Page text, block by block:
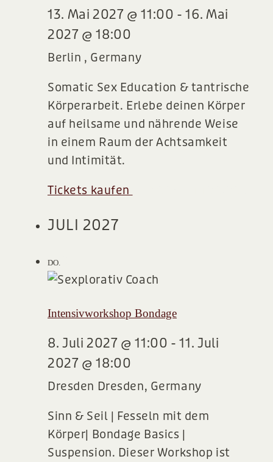
13. Mai 2027 @ 11:00 -16. Mai
2027 @ 18:00
Berlin , Germany
Somatic Sex Education & tantrische
Körperarbeit. Erlebe deinen Körper
auf heilsame und nährende Weise
in einem Raum der Achtsamkeit
und Intimität.
Tickets kaufen
JULI 2027
DO.
Intensivworkshop Bondage
8. Juli 2027 @ 11:00 -11. Juli
2027 @ 18:00
Dresden Dresden, Germany
Sinn & Seil | Fesseln mit dem
Körper| Bondage Basics |
Suspension. Dieser Workshop ist